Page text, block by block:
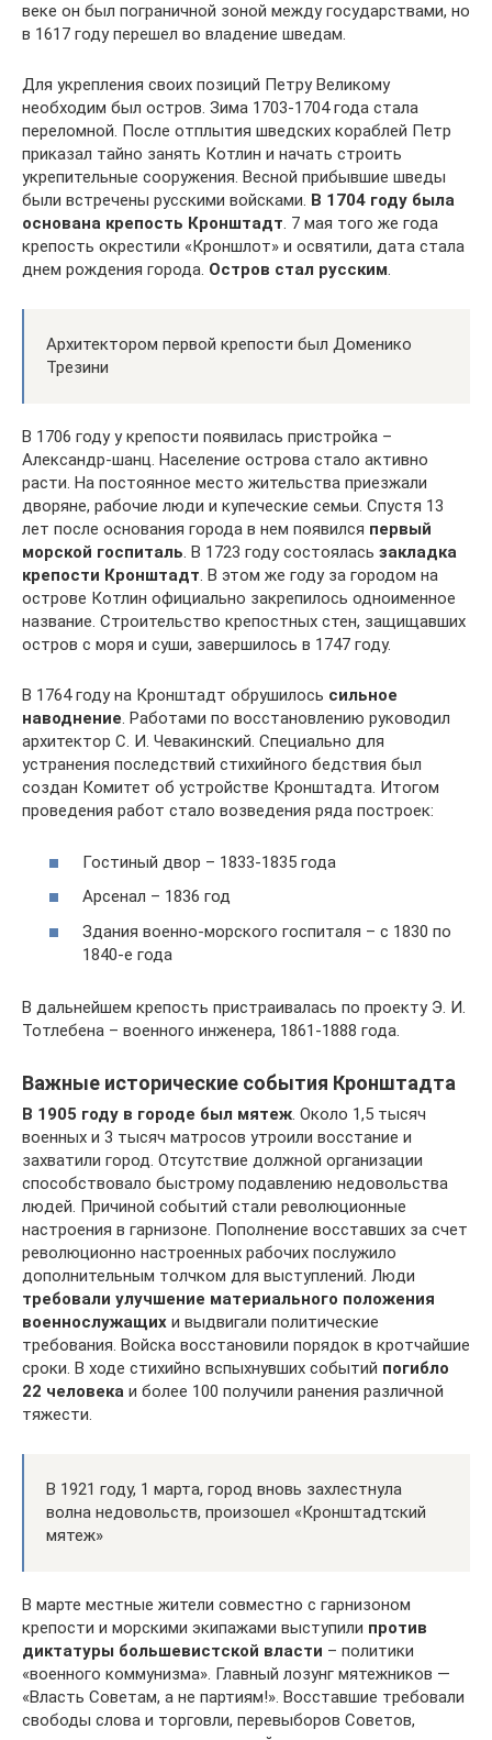
веке он был пограничной зоной между государствами, но
в 1617 году перешел во владение шведам.
Для укрепления своих позиций Петру Великому
необходим был остров. Зима 1703-1704 года стала
переломной. После отплытия шведских кораблей Петр
приказал тайно занять Котлин и начать строить
укрепительные сооружения. Весной прибывшие шведы
были встречены русскими войсками. В 1704 году была
основана крепость Кронштадт. 7 мая того же года
крепость окрестили «Кроншлот» и освятили, дата стала
днем рождения города. Остров стал русским.
Архитектором первой крепости был Доменико
Трезини
В 1706 году у крепости появилась пристройка –
Александр-шанц. Население острова стало активно
расти. На постоянное место жительства приезжали
дворяне, рабочие люди и купеческие семьи. Спустя 13
лет после основания города в нем появился первый
морской госпиталь. В 1723 году состоялась закладка
крепости Кронштадт. В этом же году за городом на
острове Котлин официально закрепилось одноименное
название. Строительство крепостных стен, защищавших
остров с моря и суши, завершилось в 1747 году.
В 1764 году на Кронштадт обрушилось сильное
наводнение. Работами по восстановлению руководил
архитектор С. И. Чевакинский. Специально для
устранения последствий стихийного бедствия был
создан Комитет об устройстве Кронштадта. Итогом
проведения работ стало возведения ряда построек:
Гостиный двор – 1833-1835 года
Арсенал – 1836 год
Здания военно-морского госпиталя – с 1830 по
1840-е года
В дальнейшем крепость пристраивалась по проекту Э. И.
Тотлебена – военного инженера, 1861-1888 года.
Важные исторические события Кронштадта
В 1905 году в городе был мятеж. Около 1,5 тысяч
военных и 3 тысяч матросов утроили восстание и
захватили город. Отсутствие должной организации
способствовало быстрому подавлению недовольства
людей. Причиной событий стали революционные
настроения в гарнизоне. Пополнение восставших за счет
революционно настроенных рабочих послужило
дополнительным толчком для выступлений. Люди
требовали улучшение материального положения
военнослужащих и выдвигали политические
требования. Войска восстановили порядок в кротчайшие
сроки. В ходе стихийно вспыхнувших событий погибло
22 человека и более 100 получили ранения различной
тяжести.
В 1921 году, 1 марта, город вновь захлестнула
волна недовольств, произошел «Кронштадтский
мятеж»
В марте местные жители совместно с гарнизоном
крепости и морскими экипажами выступили против
диктатуры большевистской власти – политики
«военного коммунизма». Главный лозунг мятежников —
«Власть Советам, а не партиям!». Восставшие требовали
свободы слова и торговли, перевыборов Советов,